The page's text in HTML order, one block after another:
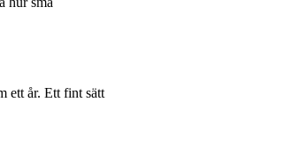
ett år. Ett fint sätt